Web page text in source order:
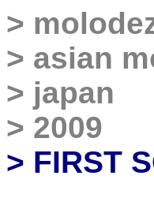
>
> asian
> japan
> 2009
> FIRST